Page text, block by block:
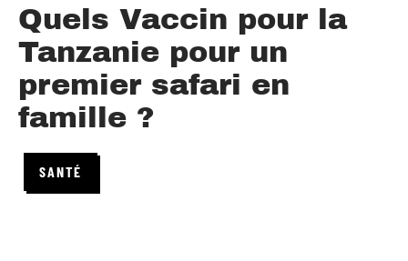
Quels Vaccin pour la
Tanzanie pour un
premier safari en
famille ?
SANTÉ